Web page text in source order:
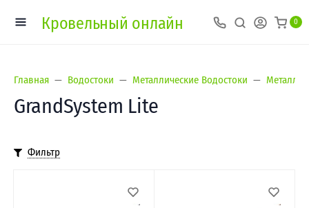
Кровельный онлайн 0
Главная Водостоки Металлические Водостоки Металл
GrandSystem Lite
Фильтр